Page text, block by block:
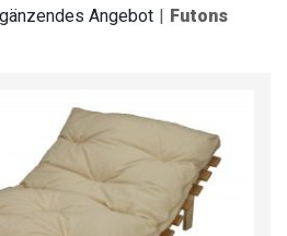
Angebot | Futons